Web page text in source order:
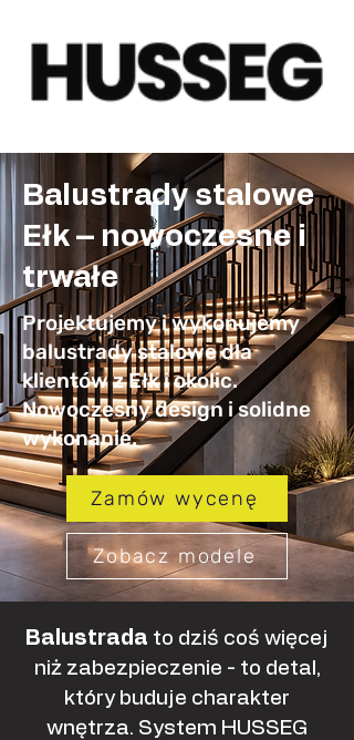
Balustrady stalowe
Ełk – nowoczesne i
trwałe
Projektujemy i wykonujemy
balustrady stalowe dla
klientów z Ełk i okolic.
Nowoczesny design i solidne
wykonanie.
Zamów wycenę
Zobacz modele
Balustrada to dziś coś więcej
niż zabezpieczenie - to detal,
który buduje charakter
wnętrza. System HUSSEG